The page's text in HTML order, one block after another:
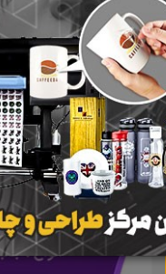
تبلیغ شو تندیس سپاس